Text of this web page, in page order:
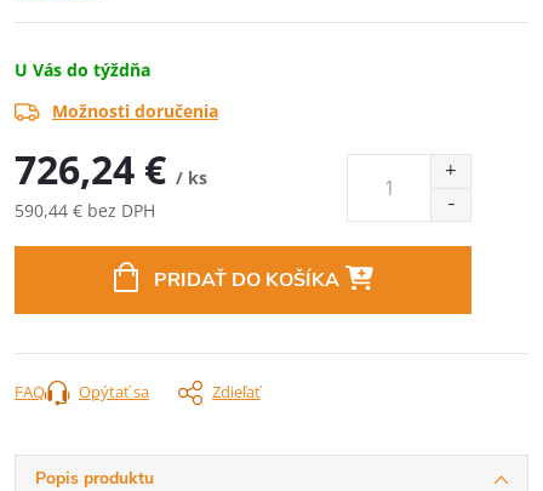
U Vás do týždňa
Možnosti doručenia
726,24 € / ks
590,44 € bez DPH
PRIDAŤ DO KOŠÍKA
Opýtať sa Zdieľať
FAQ
Popis produktu